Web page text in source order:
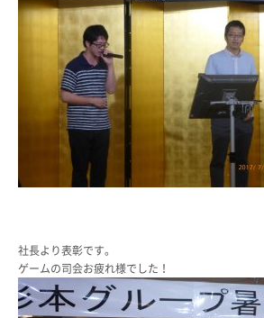
社長より表彰です。
ゲームの司会お疲れ様でした！